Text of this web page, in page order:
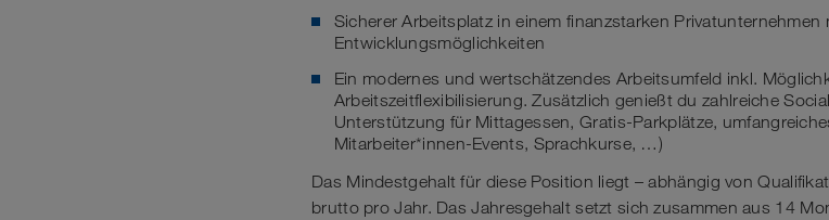
Sicherer Arbeitsplatz in einem finanzstarken Privatunternehmen
Entwicklungsmöglichkeiten
Ein modernes und wertschätzendes Arbeitsumfeld inkl.
Arbeitszeitflexibilisierung. Zusätzlich genießt du zahlreiche
Unterstützung für Mittagessen, Gratis-Parkplätze,
Mitarbeiter*innen-Events, Sprachkurse, …)
Das Mindestgehalt für diese Position liegt – abhängig von
brutto pro Jahr. Das Jahresgehalt setzt sich zusammen aus 14